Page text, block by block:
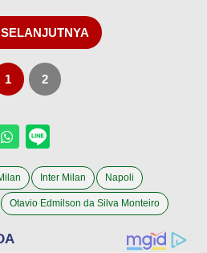
1 2
Inter Milan Napoli
Otavio Edmilson da Silva Monteiro